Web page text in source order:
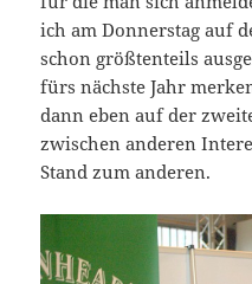
ich am Donnerstag auf
schon größtenteils
fürs nächste Jahr
dann eben auf der
zwischen anderen
Stand zum anderen.